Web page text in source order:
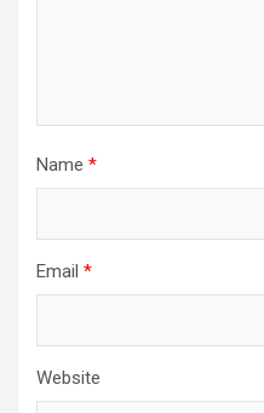
Name *
Email *
Website